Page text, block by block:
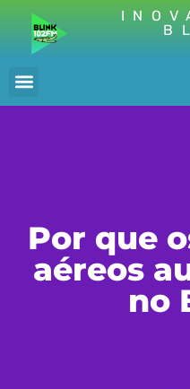
Por que
aéreos
no